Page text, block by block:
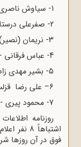
1- سیاوش ناصری فخرآباد - متولد سال1341
2- صفرعلی درستان (گلستانی) - متولد سال1331
3- نریمان (نصیر) نظری - متولد سال1332
4- عباس فرقانی - متولد سال 1340
5- بشیر مهدی زاده - متولد سال1339
6– علی رضا قزلسفلو - متولد سال1335
7- محمود پیری - متولد سال 1328
روزنامه
فوق در آن روزها